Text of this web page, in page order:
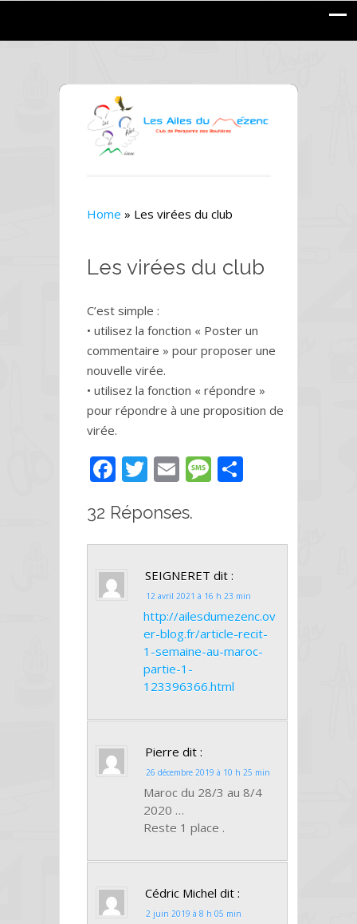
Home » Les virées du club
Les virées du club
C’est simple :
• utilisez la fonction « Poster un
commentaire » pour proposer une
nouvelle virée.
• utilisez la fonction « répondre »
pour répondre à une proposition de
virée.
F
e
b
o
o
T
itt
er
E
ai
l
M
a
g
e
g
32 Réponses.
SEIGNERET dit :
12 avril 2021 à 16 h 23 min
http://ailesdumezenc.ov
er-blog.fr/article-recit-
1-semaine-au-maroc-
partie-1-
123396366.html
Pierre dit :
26 décembre 2019 à 10 h 25 min
Maroc du 28/3 au 8/4
2020 …
Reste 1 place .
Cédric Michel dit :
2 juin 2019 à 8 h 05 min